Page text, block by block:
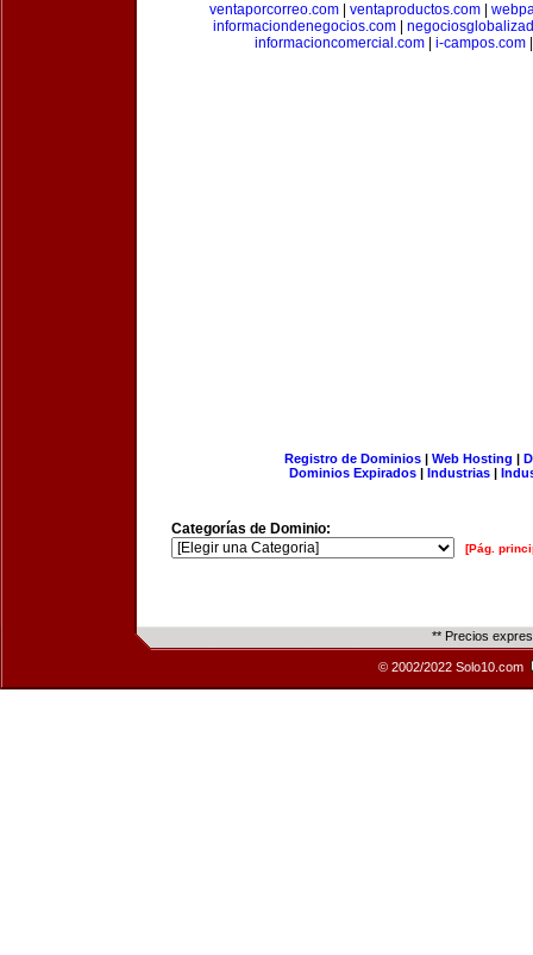
ventaporcorreo.com
ventaproductos.com
informaciondenegocios.com|
informacioncomercial.com| i-campos.com
Registro de Dominios| Web Hosting |
Dominios Expirados | Industrias |
Categorías de Dominio:
[Pág.
** Precios
© 2002/2022 Solo10.com